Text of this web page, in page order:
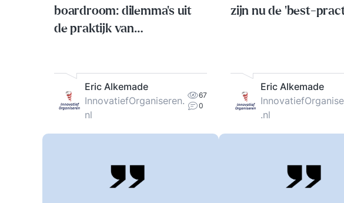
boardroom: dilemma’s uit
de praktijk van
Eric Alkemade
InnovatiefOrganiseren.
nl
67
0
zijn nu de 'best-
Eric Alkemade
.nl